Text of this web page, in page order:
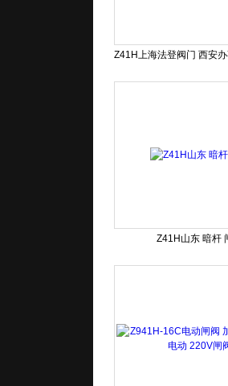
Z41H山东 暗杆